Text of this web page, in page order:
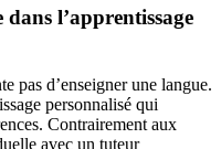
l’apprentissage
pas d’enseigner une langue.
personnalisé qui
Contrairement aux
avec un tuteur